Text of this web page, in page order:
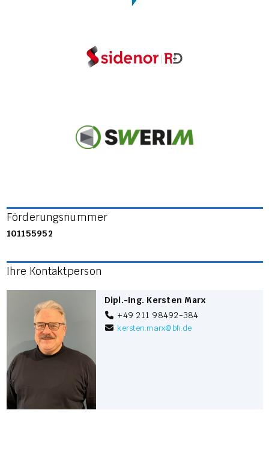
Förderungsnummer
101155952
Ihre Kontaktperson
Dipl.-Ing. Kersten Marx
+49 211 98492-384
kersten.marx@bfi.de